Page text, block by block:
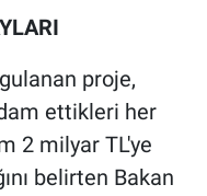
proje,
ettikleri her
2 milyar TL'ye
belirten Bakan